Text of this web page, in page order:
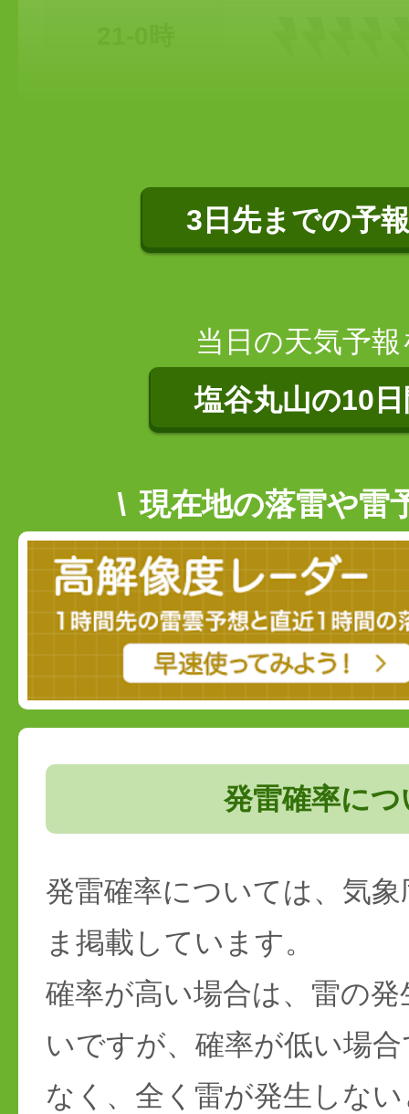
3日先までの予
当日の天気予
塩谷丸山の10
現在地の落雷や雷
発雷確率につ
発雷確率については、気
ま掲載しています。
確率が高い場合は、雷の
いですが、確率が低い場
なく、全く雷が発生しな